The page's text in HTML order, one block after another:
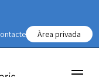
Àrea privada